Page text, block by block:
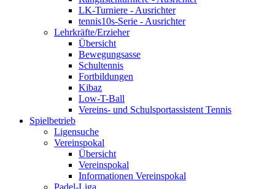
LK-Turniere - Ausrichter
tennis10s-Serie - Ausrichter
Lehrkräfte/Erzieher
Übersicht
Bewegungsasse
Schultennis
Fortbildungen
Kibaz
Low-T-Ball
Vereins- und Schulsportassistent Tennis
Spielbetrieb
Ligensuche
Vereinspokal
Übersicht
Vereinspokal
Informationen Vereinspokal
Padel-Liga